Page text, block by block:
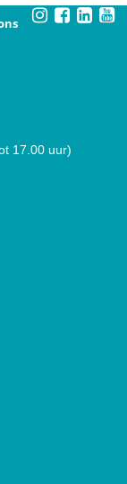
17.00 uur)